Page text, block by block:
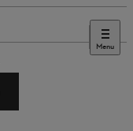
Menu